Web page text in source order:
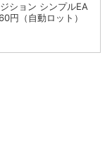
ション シンプルEA
円（自動ロット）